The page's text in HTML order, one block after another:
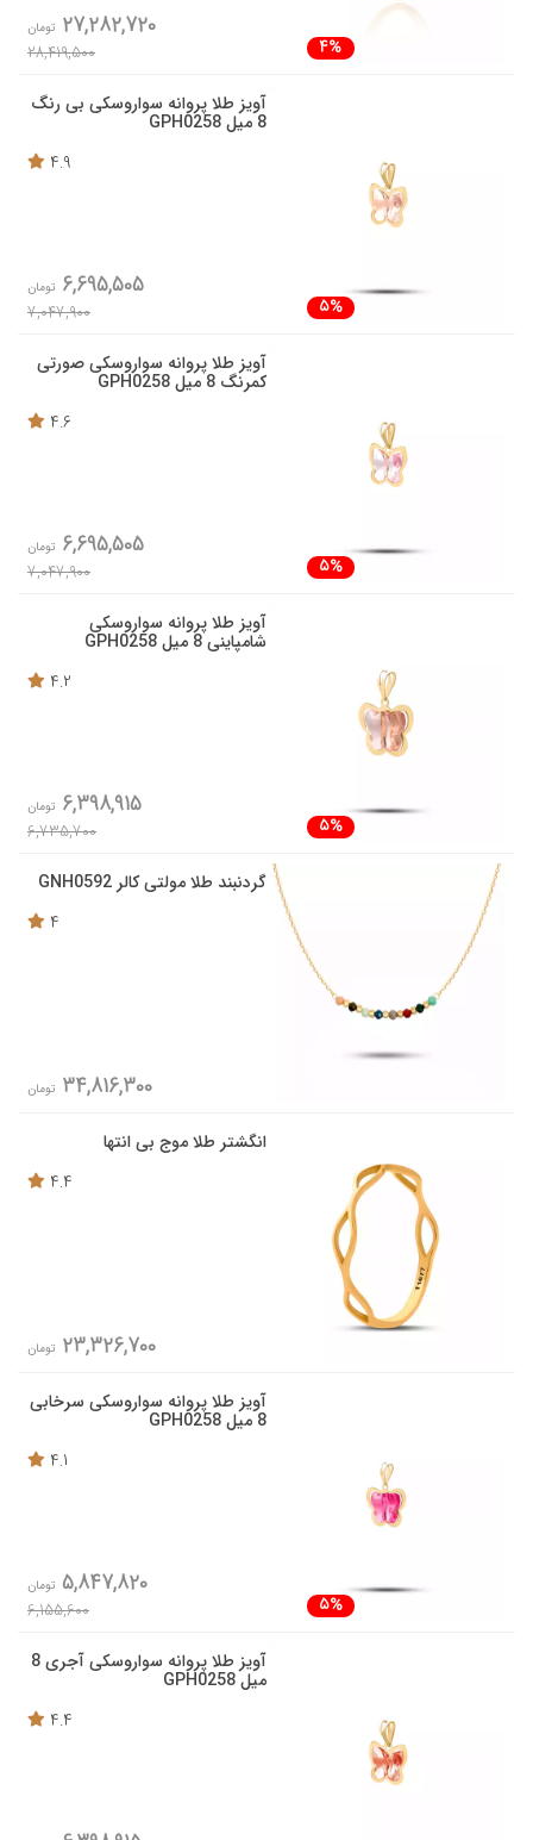
4%
27,282,720 تومان
28,419,500
آویز طلا پروانه سواروسکی بی رنگ
8 میل GPH0258
4.9
5%
6,695,505 تومان
7,047,900
آویز طلا پروانه سواروسکی صورتی
کمرنگ 8 میل GPH0258
4.6
5%
6,695,505 تومان
7,047,900
آویز طلا پروانه سواروسکی
شامپاینی 8 میل GPH0258
4.2
5%
6,398,915 تومان
6,735,700
گردنبند طلا مولتی کالر GNH0592
4
34,816,300 تومان
انگشتر طلا موج بی انتها
4.4
23,326,700 تومان
آویز طلا پروانه سواروسکی سرخابی
8 میل GPH0258
4.1
5%
5,847,820 تومان
6,155,600
آویز طلا پروانه سواروسکی آجری 8
میل GPH0258
4.4